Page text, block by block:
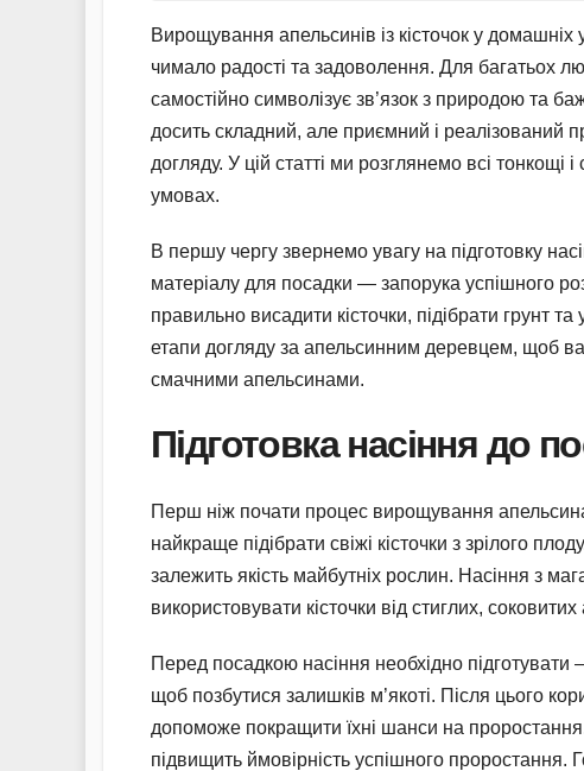
Вирощування апельсинів із кісточок у
чимало радості та задоволення. Для багатьох
самостійно символізує зв’язок з природою та
досить складний, але приємний і реалізований
догляду. У цій статті ми розглянемо всі тонкощі
умовах.
В першу чергу звернемо увагу на підготовку
матеріалу для посадки — запорука успішного
правильно висадити кісточки, підібрати грунт
етапи догляду за апельсинним деревцем, щоб
смачними апельсинами.
Підготовка насіння до
Перш ніж почати процес вирощування
найкраще підібрати свіжі кісточки з зрілого
залежить якість майбутніх рослин. Насіння з
використовувати кісточки від стиглих, соковитих
Перед посадкою насіння необхідно
щоб позбутися залишків м’якоті. Після цього
допоможе покращити їхні шанси на
підвищить ймовірність успішного проростання.